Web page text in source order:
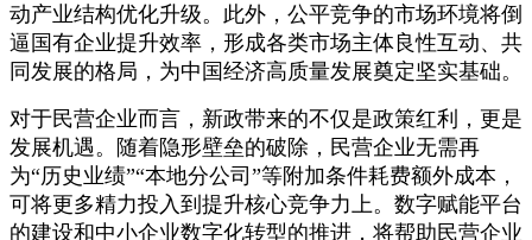
动产业结构优化升级。此外，公平竞争的市场环境将倒
逼国有企业提升效率，形成各类市场主体良性互动、共
同发展的格局，为中国经济高质量发展奠定坚实基础。
对于民营企业而言，新政带来的不仅是政策红利，更是
发展机遇。随着隐形壁垒的破除，民营企业无需再
为“历史业绩”“本地分公司”等附加条件耗费额外成本，
可将更多精力投入到提升核心竞争力上。数字赋能平台
的建设和中小企业数字化转型的推进，将帮助民营企业